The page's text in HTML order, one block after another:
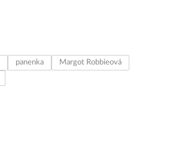
panenka
Margot Robbieová